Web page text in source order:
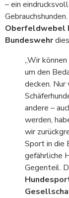
– ein
Gebrauchshunden.
Oberfeldwebel
Bundeswehr
„Wir
um den
decken. Nur
andere –
werden,
wir
Sport in die
gefährliche
Gegenteil.